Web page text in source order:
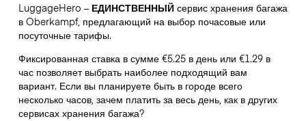
LuggageHero – ЕДИНСТВЕННЫЙсервис хранения багажа
в Oberkampf, предлагающий на выбор почасовые или
посуточные тарифы.
Фиксированная ставка в сумме €5.25 в день или €1.29 в
час позволяет выбрать наиболее подходящий вам
вариант. Если вы планируете быть в городе всего
несколько часов, зачем платить за весь день, как в других
сервисах хранения багажа?